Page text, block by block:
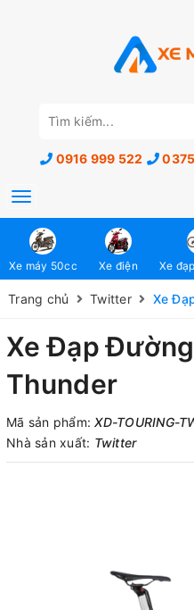
0916 999 522
Toggle
navigation
Xe máy 50cc Xe điện Xe
Trang chủ Twitter Xe
Xe Đạp
Thunder
Mã sản phẩm:XD-TOURING-
Nhà sản xuất: Twitter